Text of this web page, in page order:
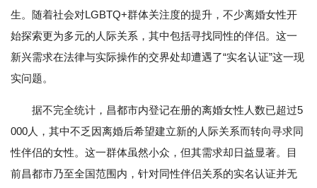
生。随着社会对LGBTQ+群体关注度的提升，不少离婚女性开
始探索更为多元的人际关系，其中包括寻找同性的伴侣。这一
新兴需求在法律与实际操作的交界处却遭遇了“实名认证”这一现
实问题。
据不完全统计，昌都市内登记在册的离婚女性人数已超过5
000人，其中不乏因离婚后希望建立新的人际关系而转向寻求同
性伴侣的女性。这一群体虽然小众，但其需求却日益显著。目
前昌都市乃至全国范围内，针对同性伴侣关系的实名认证并无